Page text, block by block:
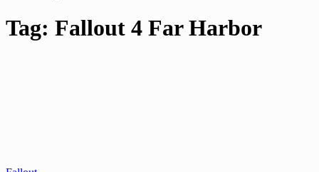
Tag: Fallout 4 Far Harbor